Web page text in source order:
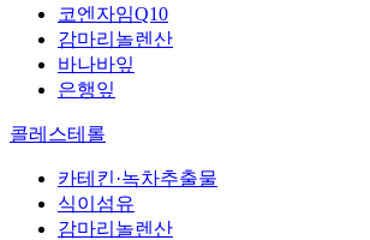
코엔자임Q10
감마리놀렌산
바나바잎
은행잎
콜레스테롤
카테킨·녹차추출물
식이섬유
감마리놀렌산